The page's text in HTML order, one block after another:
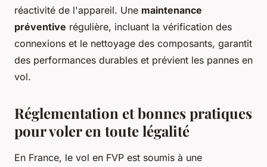
réactivité de l'appareil. Une maintenance
préventive régulière, incluant la vérification des
connexions et le nettoyage des composants, garantit
des performances durables et prévient les pannes en
vol.
Réglementation et bonnes pratiques
pour voler en toute légalité
En France, le vol en FVP est soumis à une